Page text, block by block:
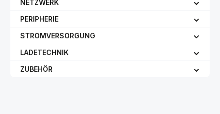
NETZWERK
PERIPHERIE
STROMVERSORGUNG
LADETECHNIK
ZUBEHÖR